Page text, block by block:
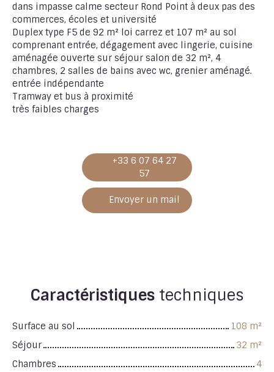
dans impasse calme secteur Rond Point à deux pas des
commerces, écoles et université
Duplex type F5 de 92 m² loi carrez et 107 m² au sol
comprenant entrée, dégagement avec lingerie, cuisine
aménagée ouverte sur séjour salon de 32 m², 4
chambres, 2 salles de bains avec wc, grenier aménagé.
entrée indépendante
Tramway et bus à proximité
très faibles charges
+33 6 07 64 27
57
Envoyer un mail
Caractéristiques techniques
Surface au sol 108 m²
Séjour
32 m²
Chambres
4